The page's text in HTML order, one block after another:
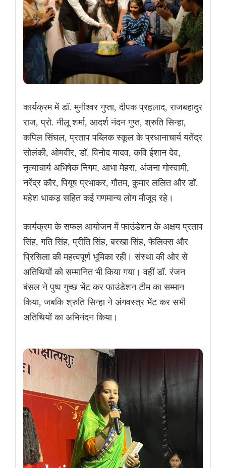
कार्यक्रम में डॉ. मुनीश्वर गुप्ता, दीपक प्रहलाद, राजबहादुर
राज, प्रो. नीलू शर्मा, आदर्श नंदन गुप्त, श्रुति सिन्हा,
कपिल सिंघल, प्रताप पब्लिक स्कूल के प्रधानाचार्य यतेंद्र
सोलंकी, ओमवीर, डॉ. विनोद यादव, कवि ईशान देव,
नृत्याचार्य अभिषेक निगम, आभा मेहरा, अंजना गोस्वामी,
नरेंद्र कौर, पियूष प्रभाकर, गौतम, कुमार ललित और डॉ.
महेश धाकड़ सहित कई गणमान्य लोग मौजूद रहे।
कार्यक्रम के सफल आयोजन में फाउंडेशन के अक्षय प्रताप
सिंह, गति सिंह, प्रीति सिंह, बरखा सिंह, फेलिक्स और
प्रिसिला की महत्वपूर्ण भूमिका रही। संस्था की ओर से
अतिथियों को सम्मानित भी किया गया। वहीं डॉ. रंजन
बंसल ने पुष्प गुच्छ भेंट कर फाउंडेशन टीम का सम्मान
किया, जबकि श्रुति सिन्हा ने अंगवस्त्र भेंट कर सभी
अतिथियों का अभिनंदन किया।